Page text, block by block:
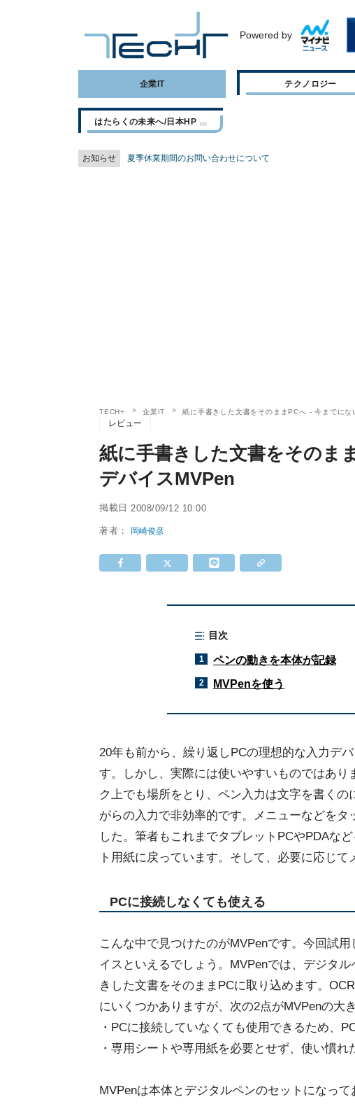
Powered by
企業IT テクノロジー
はたらくの未来へ/日本HP
お知らせ 夏季休業期間のお問い合わせについて
TECH+ 企業IT 紙に手書きした文書をそのままPCへ - 今までに
レビュー
紙に手書きした文書をそのま
デバイスMVPen
掲載日 2008/09/12 10:00
著者： 岡崎俊彦
目次
1 ペンの動きを本体が記録
2 MVPenを使う
20年も前から、繰り返しPCの理想的な入力デ
す。しかし、実際には使いやすいものではあ
ク上でも場所をとり、ペン入力は文字を書く
がらの入力で非効率的です。メニューなどを
した。筆者もこれまでタブレットPCやPDAな
ト用紙に戻っています。そして、必要に応じ
PCに接続しなくても使える
こんな中で見つけたのがMVPenです。今回試
イスといえるでしょう。MVPenでは、デジタ
きした文書をそのままPCに取り込めます。
にいくつかありますが、次の2点がMVPenの大
・PCに接続していなくても使用できるため、
・専用シートや専用紙を必要とせず、使い慣れ
MVPenは本体とデジタルペンのセットになっ